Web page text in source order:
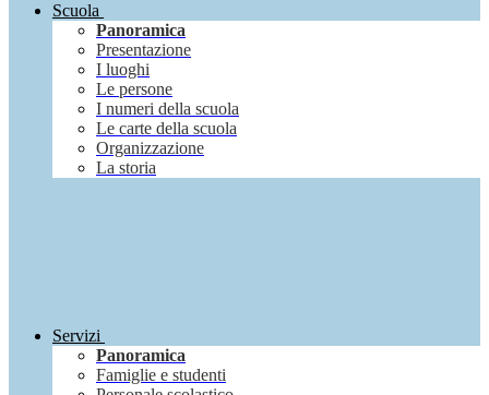
Scuola
Panoramica
Presentazione
I luoghi
Le persone
I numeri della scuola
Le carte della scuola
Organizzazione
La storia
Servizi
Panoramica
Famiglie e studenti